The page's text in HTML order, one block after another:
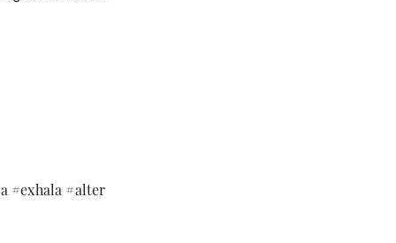
#exhala #alter